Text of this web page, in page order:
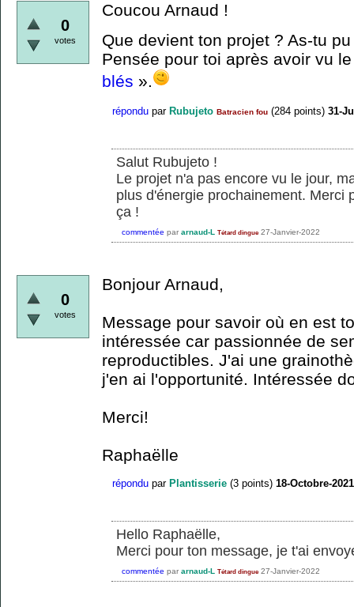
0
votes
Coucou Arnaud !
Que devient ton projet ? As-tu
Pensée pour toi après avoir vu
blés ».
répondu par Rubujeto Batracien fou (284 points) 31-
Salut Rubujeto !
Le projet n'a pas encore vu le jour,
plus d'énergie prochainement. Merci
ça !
commentée par arnaud-L Tétard dingue 27-Janvier-2022
0
votes
Bonjour Arnaud,
Message pour savoir où en est
intéressée car passionnée de
reproductibles. J'ai une
j'en ai l'opportunité. Intéressée
Merci!
Raphaëlle
répondu par Plantisserie (3 points) 18-Octobre-2021
Hello Raphaëlle,
Merci pour ton message, je t'ai
commentée par arnaud-L Tétard dingue 27-Janvier-2022